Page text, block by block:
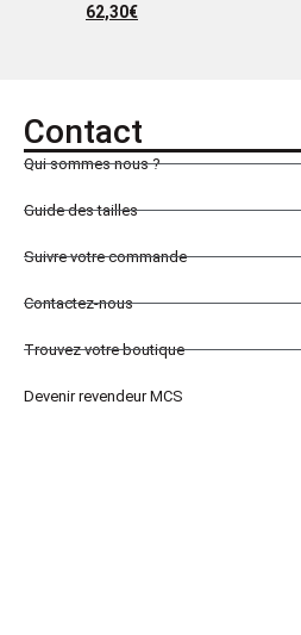
62,30€
Contact
Qui sommes nous ?
Guide des tailles
Suivre votre commande
Contactez-nous
Trouvez votre boutique
Devenir revendeur MCS